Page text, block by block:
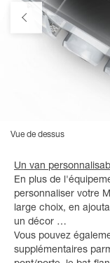
Vue de dessus
Un van
En plus de
personnaliser votre
large choix, en
un décor …
Vous pouvez
supplémentaires